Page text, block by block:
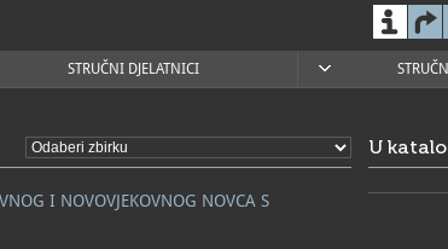
- subota
- nedjelja
-
- od
prema
STRUČNI DJELATNICI
I NOVOVJEKOVNOG NOVCA S
U